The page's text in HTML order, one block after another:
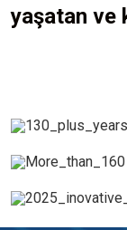
yaşatan ve